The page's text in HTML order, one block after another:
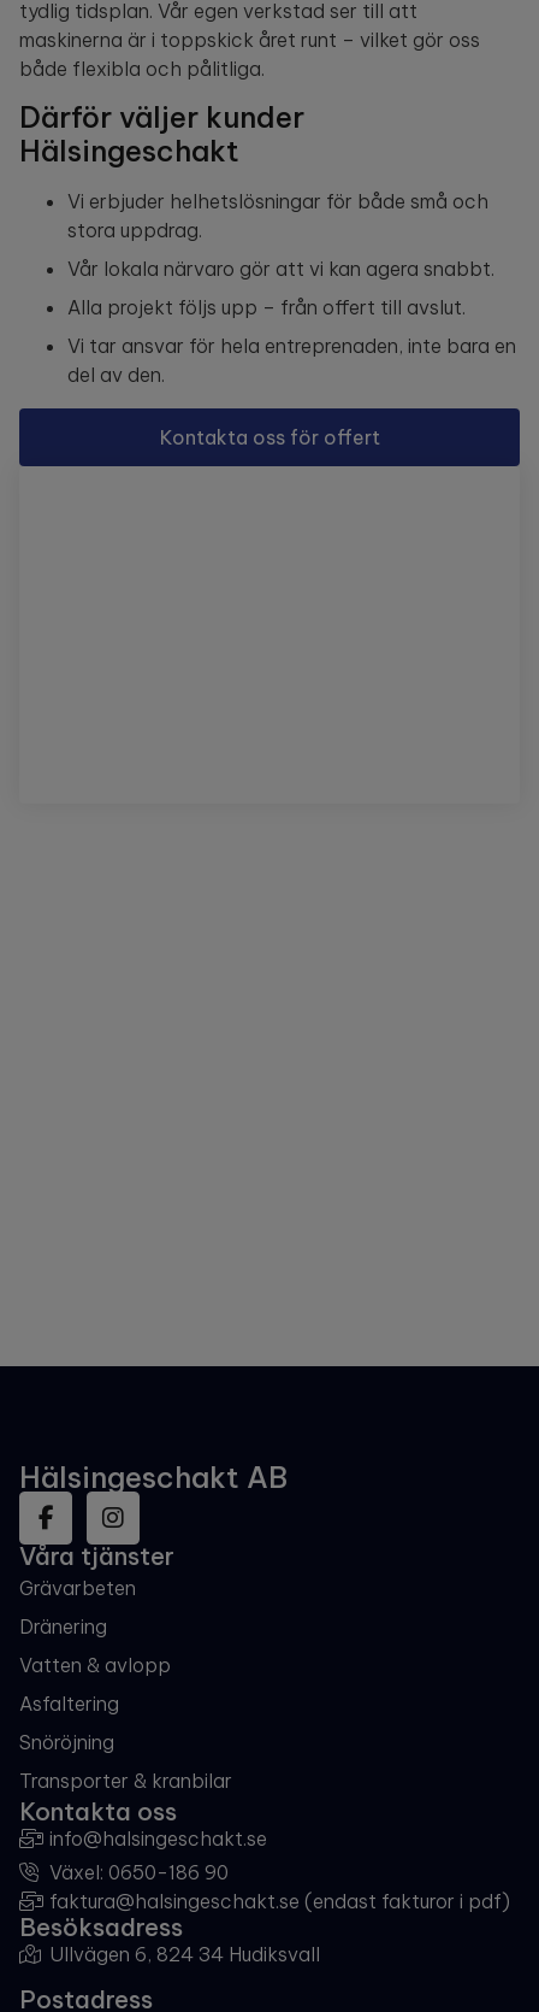
tydlig tidsplan. Vår egen verkstad ser till att
maskinerna är i toppskick året runt – vilket gör oss
både flexibla och pålitliga.
Därför väljer kunder
Hälsingeschakt
Vi erbjuder helhetslösningar för både små och
stora uppdrag.
Vår lokala närvaro gör att vi kan agera snabbt.
Alla projekt följs upp – från offert till avslut.
Vi tar ansvar för hela entreprenaden, inte bara en
del av den.
Kontakta oss för offert
Hälsingeschakt AB
Våra tjänster
Grävarbeten
Dränering
Vatten & avlopp
Asfaltering
Snöröjning
Transporter & kranbilar
Kontakta oss
info@halsingeschakt.se
Växel: 0650-186 90
​​​​​​​faktura@halsingeschakt.se (endast fakturor i pdf)
Besöksadress
Ullvägen 6, 824 34 Hudiksvall
Postadress